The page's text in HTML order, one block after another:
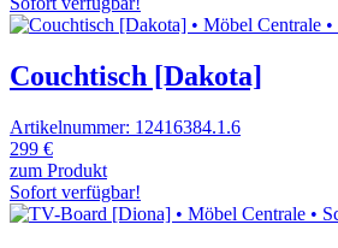
Couchtisch [Dakota]
Artikelnummer: 12416384.1.6
299 €
zum Produkt
Sofort verfügbar!